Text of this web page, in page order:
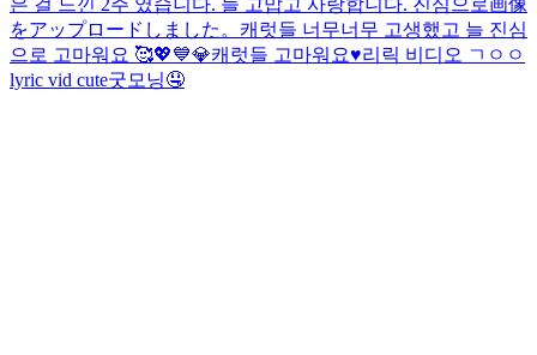
をアップロードしました。 캐럿들 너무너무 고생했고 늘 진심
으로 고마워요 🥰💖💙💎캐럿들 고마워요♥️리릭 비디오 ㄱㅇㅇ
lyric vid cute굿모닝🤤